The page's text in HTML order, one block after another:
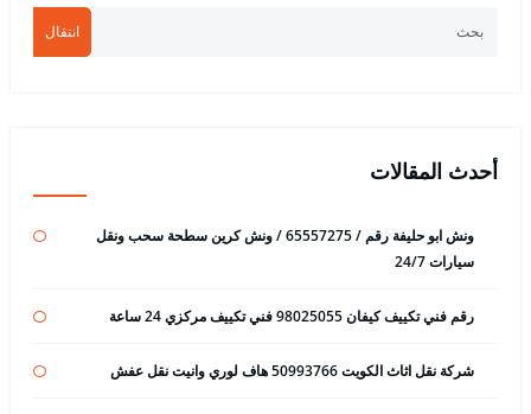
انتقال
أحدث المقالات
ونش ابو حليفة رقم / 65557275 / ونش كرين سطحة سحب ونقل
سيارات 24/7
رقم فني تكييف كيفان 98025055 فني تكييف مركزي 24 ساعة
شركة نقل اثاث الكويت 50993766 هاف لوري وانيت نقل عفش